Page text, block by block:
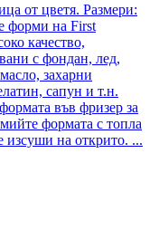
от цветя. Размери:
форми на First
качество,
с фондан, лед,
захарни
сапун и т.н.
във фризер за
формата с топла
изсуши на открито. ...